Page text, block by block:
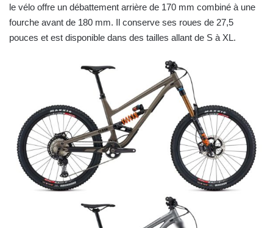
le vélo offre un débattement arrière de 170 mm combiné à une
fourche avant de 180 mm. Il conserve ses roues de 27,5
pouces et est disponible dans des tailles allant de S à XL.